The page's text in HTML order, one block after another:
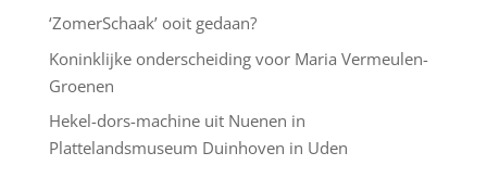
‘ZomerSchaak’ ooit gedaan?
Koninklijke onderscheiding voor Maria Vermeulen-
Groenen
Hekel-dors-machine uit Nuenen in
Plattelandsmuseum Duinhoven in Uden